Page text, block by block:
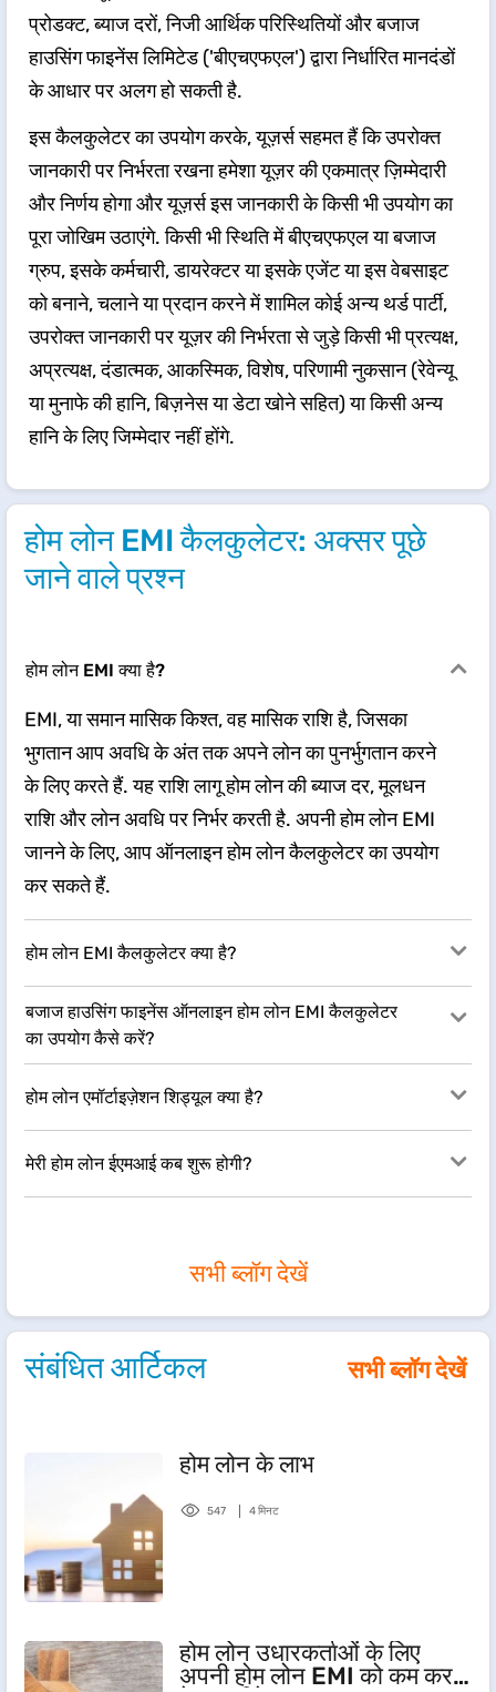
प्रोडक्ट, ब्याज दरों, निजी आर्थिक परिस्थितियों और बजाज
हाउसिंग फाइनेंस लिमिटेड ('बीएचएफएल') द्वारा निर्धारित मानदंडों
के आधार पर अलग हो सकती है.
इस कैलकुलेटर का उपयोग करके, यूज़र्स सहमत हैं कि उपरोक्त
जानकारी पर निर्भरता रखना हमेशा यूज़र की एकमात्र ज़िम्मेदारी
और निर्णय होगा और यूज़र्स इस जानकारी के किसी भी उपयोग का
पूरा जोखिम उठाएंगे. किसी भी स्थिति में बीएचएफएल या बजाज
ग्रुप, इसके कर्मचारी, डायरेक्टर या इसके एजेंट या इस वेबसाइट
को बनाने, चलाने या प्रदान करने में शामिल कोई अन्य थर्ड पार्टी,
उपरोक्त जानकारी पर यूज़र की निर्भरता से जुड़े किसी भी प्रत्यक्ष,
अप्रत्यक्ष, दंडात्मक, आकस्मिक, विशेष, परिणामी नुकसान (रेवेन्यू
या मुनाफे की हानि, बिज़नेस या डेटा खोने सहित) या किसी अन्य
हानि के लिए जिम्मेदार नहीं होंगे.
होम लोन EMI कैलकुलेटर: अक्सर पूछे
जाने वाले प्रश्न
होम लोन EMI क्या है?
EMI, या समान मासिक किश्त, वह मासिक राशि है, जिसका
भुगतान आप अवधि के अंत तक अपने लोन का पुनर्भुगतान करने
के लिए करते हैं. यह राशि लागू होम लोन की ब्याज दर, मूलधन
राशि और लोन अवधि पर निर्भर करती है. अपनी होम लोन EMI
जानने के लिए, आप ऑनलाइन होम लोन कैलकुलेटर का उपयोग
कर सकते हैं.
होम लोन EMI कैलकुलेटर क्या है?
बजाज हाउसिंग फाइनेंस ऑनलाइन होम लोन EMI कैलकुलेटर
का उपयोग कैसे करें?
​होम लोन एमॉर्टाइज़ेशन शिड्यूल क्या है?
मेरी होम लोन ईएमआई कब शुरू होगी?
सभी ब्लॉग देखें
संबंधित आर्टिकल सभी ब्लॉग देखें
होम लोन के लाभ
547 4 मिनट
होम लोन उधारकर्ताओं के लिए
अपनी होम लोन EMI को कम करने